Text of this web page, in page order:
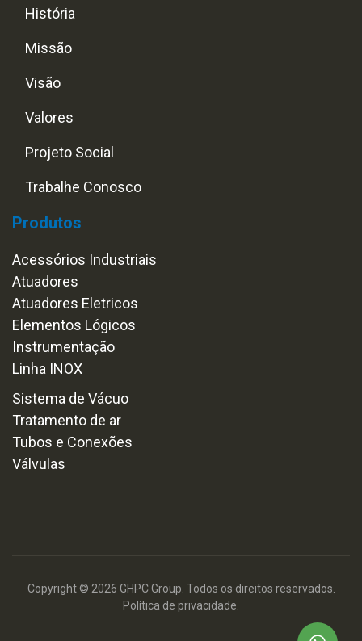
História
Missão
Visão
Valores
Projeto Social
Trabalhe Conosco
Produtos
Acessórios Industriais
Atuadores
Atuadores Eletricos
Elementos Lógicos
Instrumentação
Linha INOX
Sistema de Vácuo
Tratamento de ar
Tubos e Conexões
Válvulas
Copyright © 2026 GHPC Group. Todos os direitos reservados.
Política de privacidade.